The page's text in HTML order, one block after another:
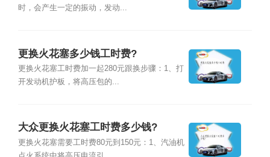
时，会产生一定的振动，发动...
更换火花塞多少钱工时费?
更换火花塞工时费加一起280元跟换步骤：1、打
开发动机护板，将高压包的...
大众更换火花塞工时费多少钱?
更换火花塞需要工时费80元到150元：1、汽油机